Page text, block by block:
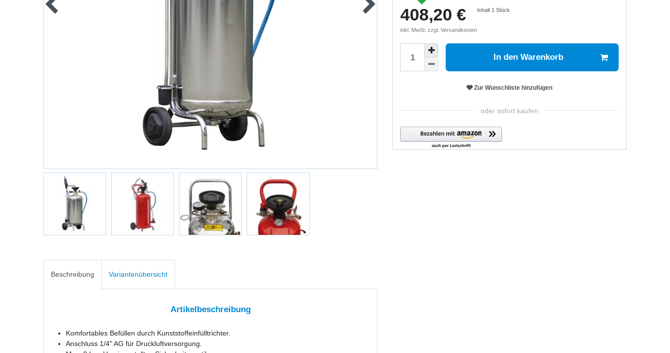
408,20 € Inhalt 1Stück
inkl. MwSt. zzgl. Versandkosten
In den Warenkorb
Zur Wunschliste hinzufügen
oder sofort kaufen
Beschreibung Variantenübersicht
Artikelbeschreibung
Komfortables Befüllen durch Kunststoffeinfülltrichter.
Anschluss 1/4" AG für Druckluftversorgung.